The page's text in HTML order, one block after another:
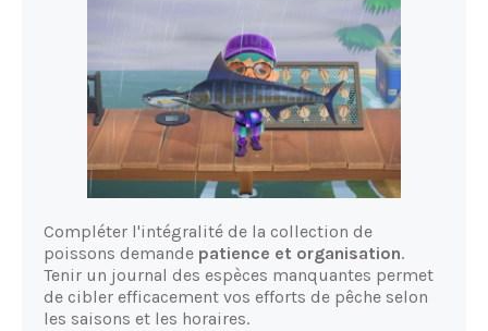
Compléter l'intégralité de la collection de
poissons demande patience et organisation.
Tenir un journal des espèces manquantes permet
de cibler efficacement vos efforts de pêche selon
les saisons et les horaires.